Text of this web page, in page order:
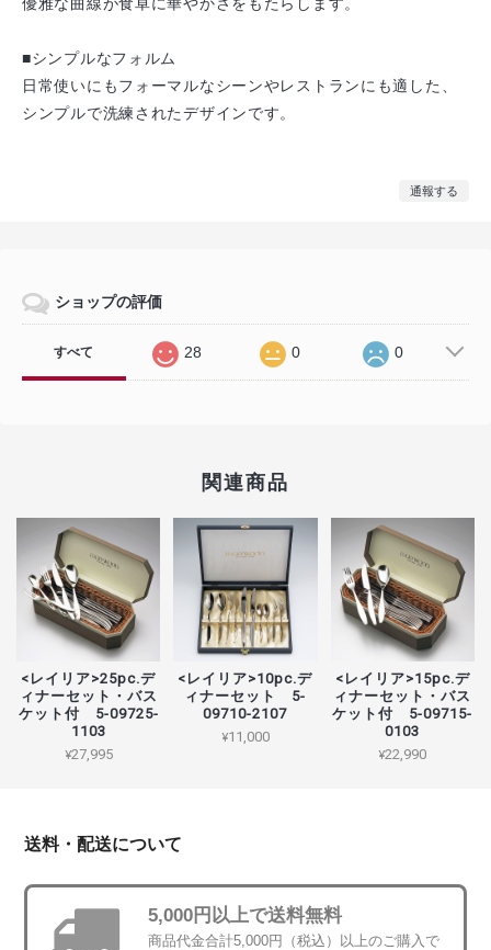
■シンプルなフォルム
日常使いにもフォーマルなシーンやレストランにも適した、
シンプルで洗練されたデザインです。
通報する
ショップの評価
すべて 28 0 0
関連商品
<レイリア>25pc.デ
ィナーセット・バス
ケット付 5-09725-
1103
¥27,995
<レイリア>10pc.デ
ィナーセット 5-
09710-2107
¥11,000
<レイリア>15pc.デ
ィナーセット・バス
ケット付 5-09715-
0103
¥22,990
送料・配送について
5,000円以上で送料無料
商品代金合計5,000円（税込）以上のご購入で